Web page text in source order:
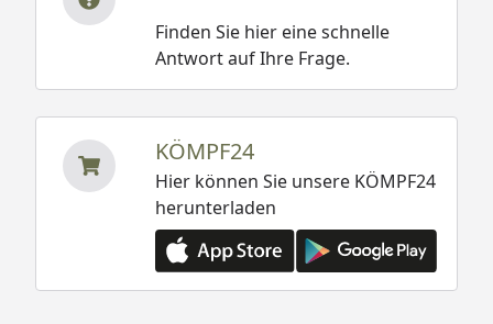
Finden Sie hier eine schnelle
Antwort auf Ihre Frage.
KÖMPF24
Hier können Sie unsere KÖMPF24
herunterladen